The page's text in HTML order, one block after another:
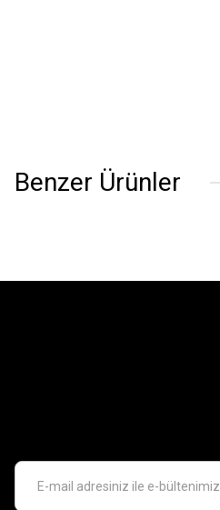
Benzer Ürünler